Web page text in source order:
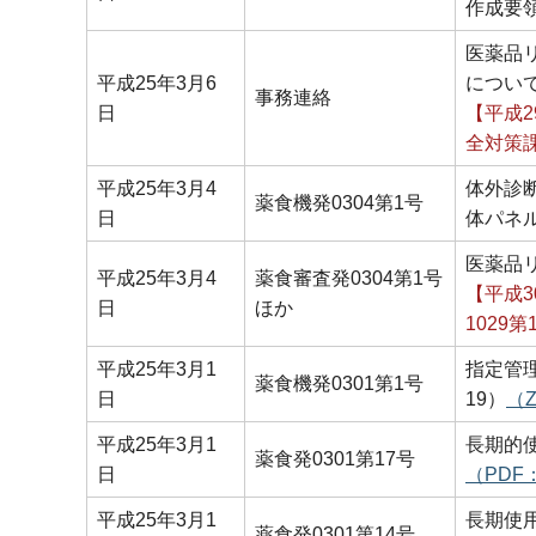
作成要
平成25年3月6
日
事務連絡
医薬品
につい
【平
全対策
平成25年3月4
日
薬食機発0304第1号
体外診
体パネ
平成25年3月4
日
薬食審査発0304第1号
ほか
医薬品
【平
1029第
平成25年3月1
日
薬食機発0301第1号
指定管
19）
平成25年3月1
日
薬食発0301第17号
長期的
（PDF
平成25年3月1 長期使